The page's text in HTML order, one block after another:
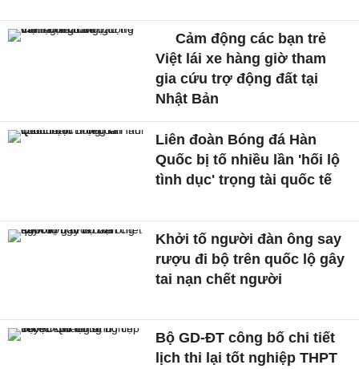
Cảm động các bạn trẻ
Việt lái xe hàng giờ tham
gia cứu trợ động đất tại
Nhật Bản
Liên đoàn Bóng đá Hàn
Quốc bị tố nhiều lần 'hối lộ
tình dục' trọng tài quốc tế
Khởi tố người đàn ông say
rượu đi bộ trên quốc lộ gây
tai nạn chết người
Bộ GD-ĐT công bố chi tiết
lịch thi lại tốt nghiệp THPT